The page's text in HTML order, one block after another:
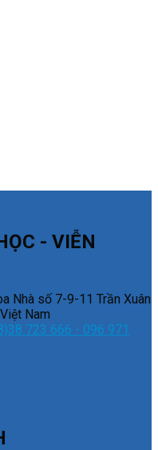
- VIỄN
Nhà số 7-9-11 Trần Xuân
Nam
723 666 - 096 971